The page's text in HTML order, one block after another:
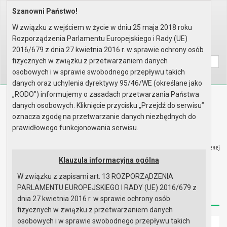
Home Organy Rada Miejska
Zgłoszone interpelacje i zapyt..
Wyszukaj na stronie:
AAA
Biuletyn Informacji Publicznej
Urząd Miasta i Gminy w Gryfinie
Strona główna Mapa serwisu Aktualności
Redakcja Instrukcja korzystania Dostępność
Strona główna
Szanowni Państwo!
W związku z wejściem w życie w dniu 25 maja 2018 roku
Rozporządzenia Parlamentu Europejskiego i Rady (UE)
2016/679 z dnia 27 kwietnia 2016 r. w sprawie ochrony osób
fizycznych w związku z przetwarzaniem danych
osobowych i w sprawie swobodnego przepływu takich
danych oraz uchylenia dyrektywy 95/46/WE (określane jako
„RODO”) informujemy o zasadach przetwarzania Państwa
danych osobowych. Kliknięcie przycisku „Przejdź do serwisu”
oznacza zgodę na przetwarzanie danych niezbędnych do
prawidłowego funkcjonowania serwisu.
Klauzula informacyjna ogólna
W związku z zapisami art. 13 ROZPORZĄDZENIA
PARLAMENTU EUROPEJSKIEGO I RADY (UE) 2016/679 z
dnia 27 kwietnia 2016 r. w sprawie ochrony osób
fizycznych w związku z przetwarzaniem danych
osobowych i w sprawie swobodnego przepływu takich